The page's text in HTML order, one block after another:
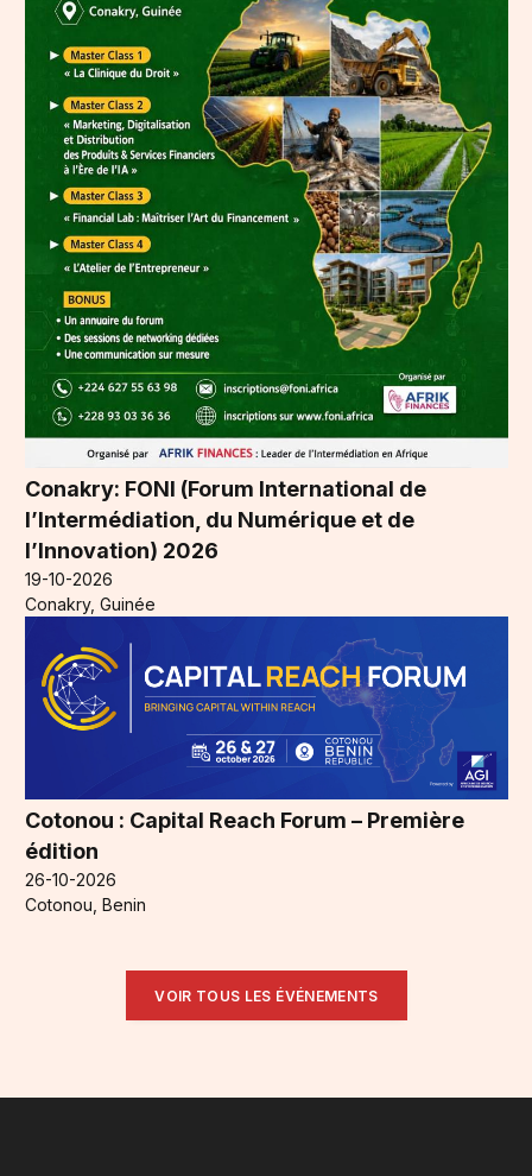
Conakry: FONI (Forum International de
l’Intermédiation, du Numérique et de
l’Innovation) 2026
19-10-2026
Conakry, Guinée
Cotonou : Capital Reach Forum – Première
édition
26-10-2026
Cotonou, Benin
VOIR TOUS LES ÉVÉNEMENTS